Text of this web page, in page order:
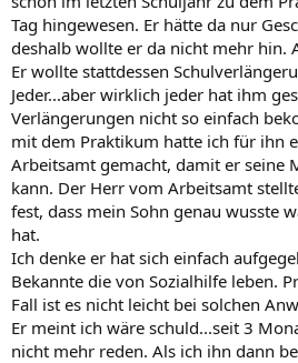
Tag hingewesen. Er hätte da nur
deshalb wollte er da nicht mehr hin.
Er wollte stattdessen
Jeder...aber wirklich jeder hat ihm
Verlängerungen nicht so einfach
mit dem Praktikum hatte ich für ihn
Arbeitsamt gemacht, damit er seine
kann. Der Herr vom Arbeitsamt
fest, dass mein Sohn genau wusste
hat.
Ich denke er hat sich einfach
Bekannte die von Sozialhilfe leben.
Fall ist es nicht leicht bei solchen
Er meint ich wäre schuld...seit 3
nicht mehr reden. Als ich ihn dann